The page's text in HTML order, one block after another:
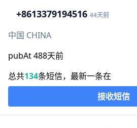
+8613379194516 44天前
中国 CHINA
pubAt 488天前
总共134条短信，最新一条在
接收短信